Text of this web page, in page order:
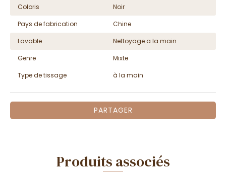
Coloris
Noir
Pays de fabrication
Chine
Lavable
Nettoyage a la main
Genre
Mixte
Type de tissage
à la main
PARTAGER
Produits associés